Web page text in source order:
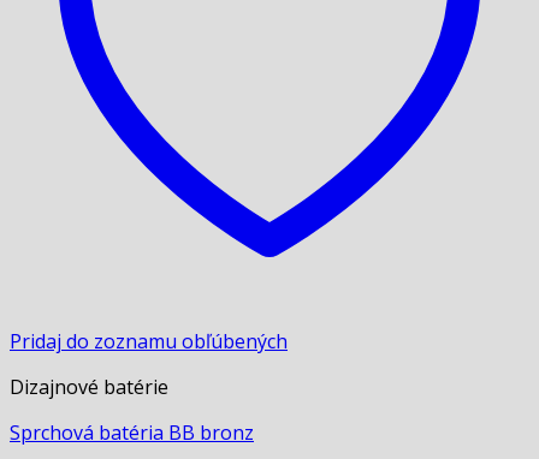
Pridaj do zoznamu obľúbených
Dizajnové batérie
Sprchová batéria BB bronz